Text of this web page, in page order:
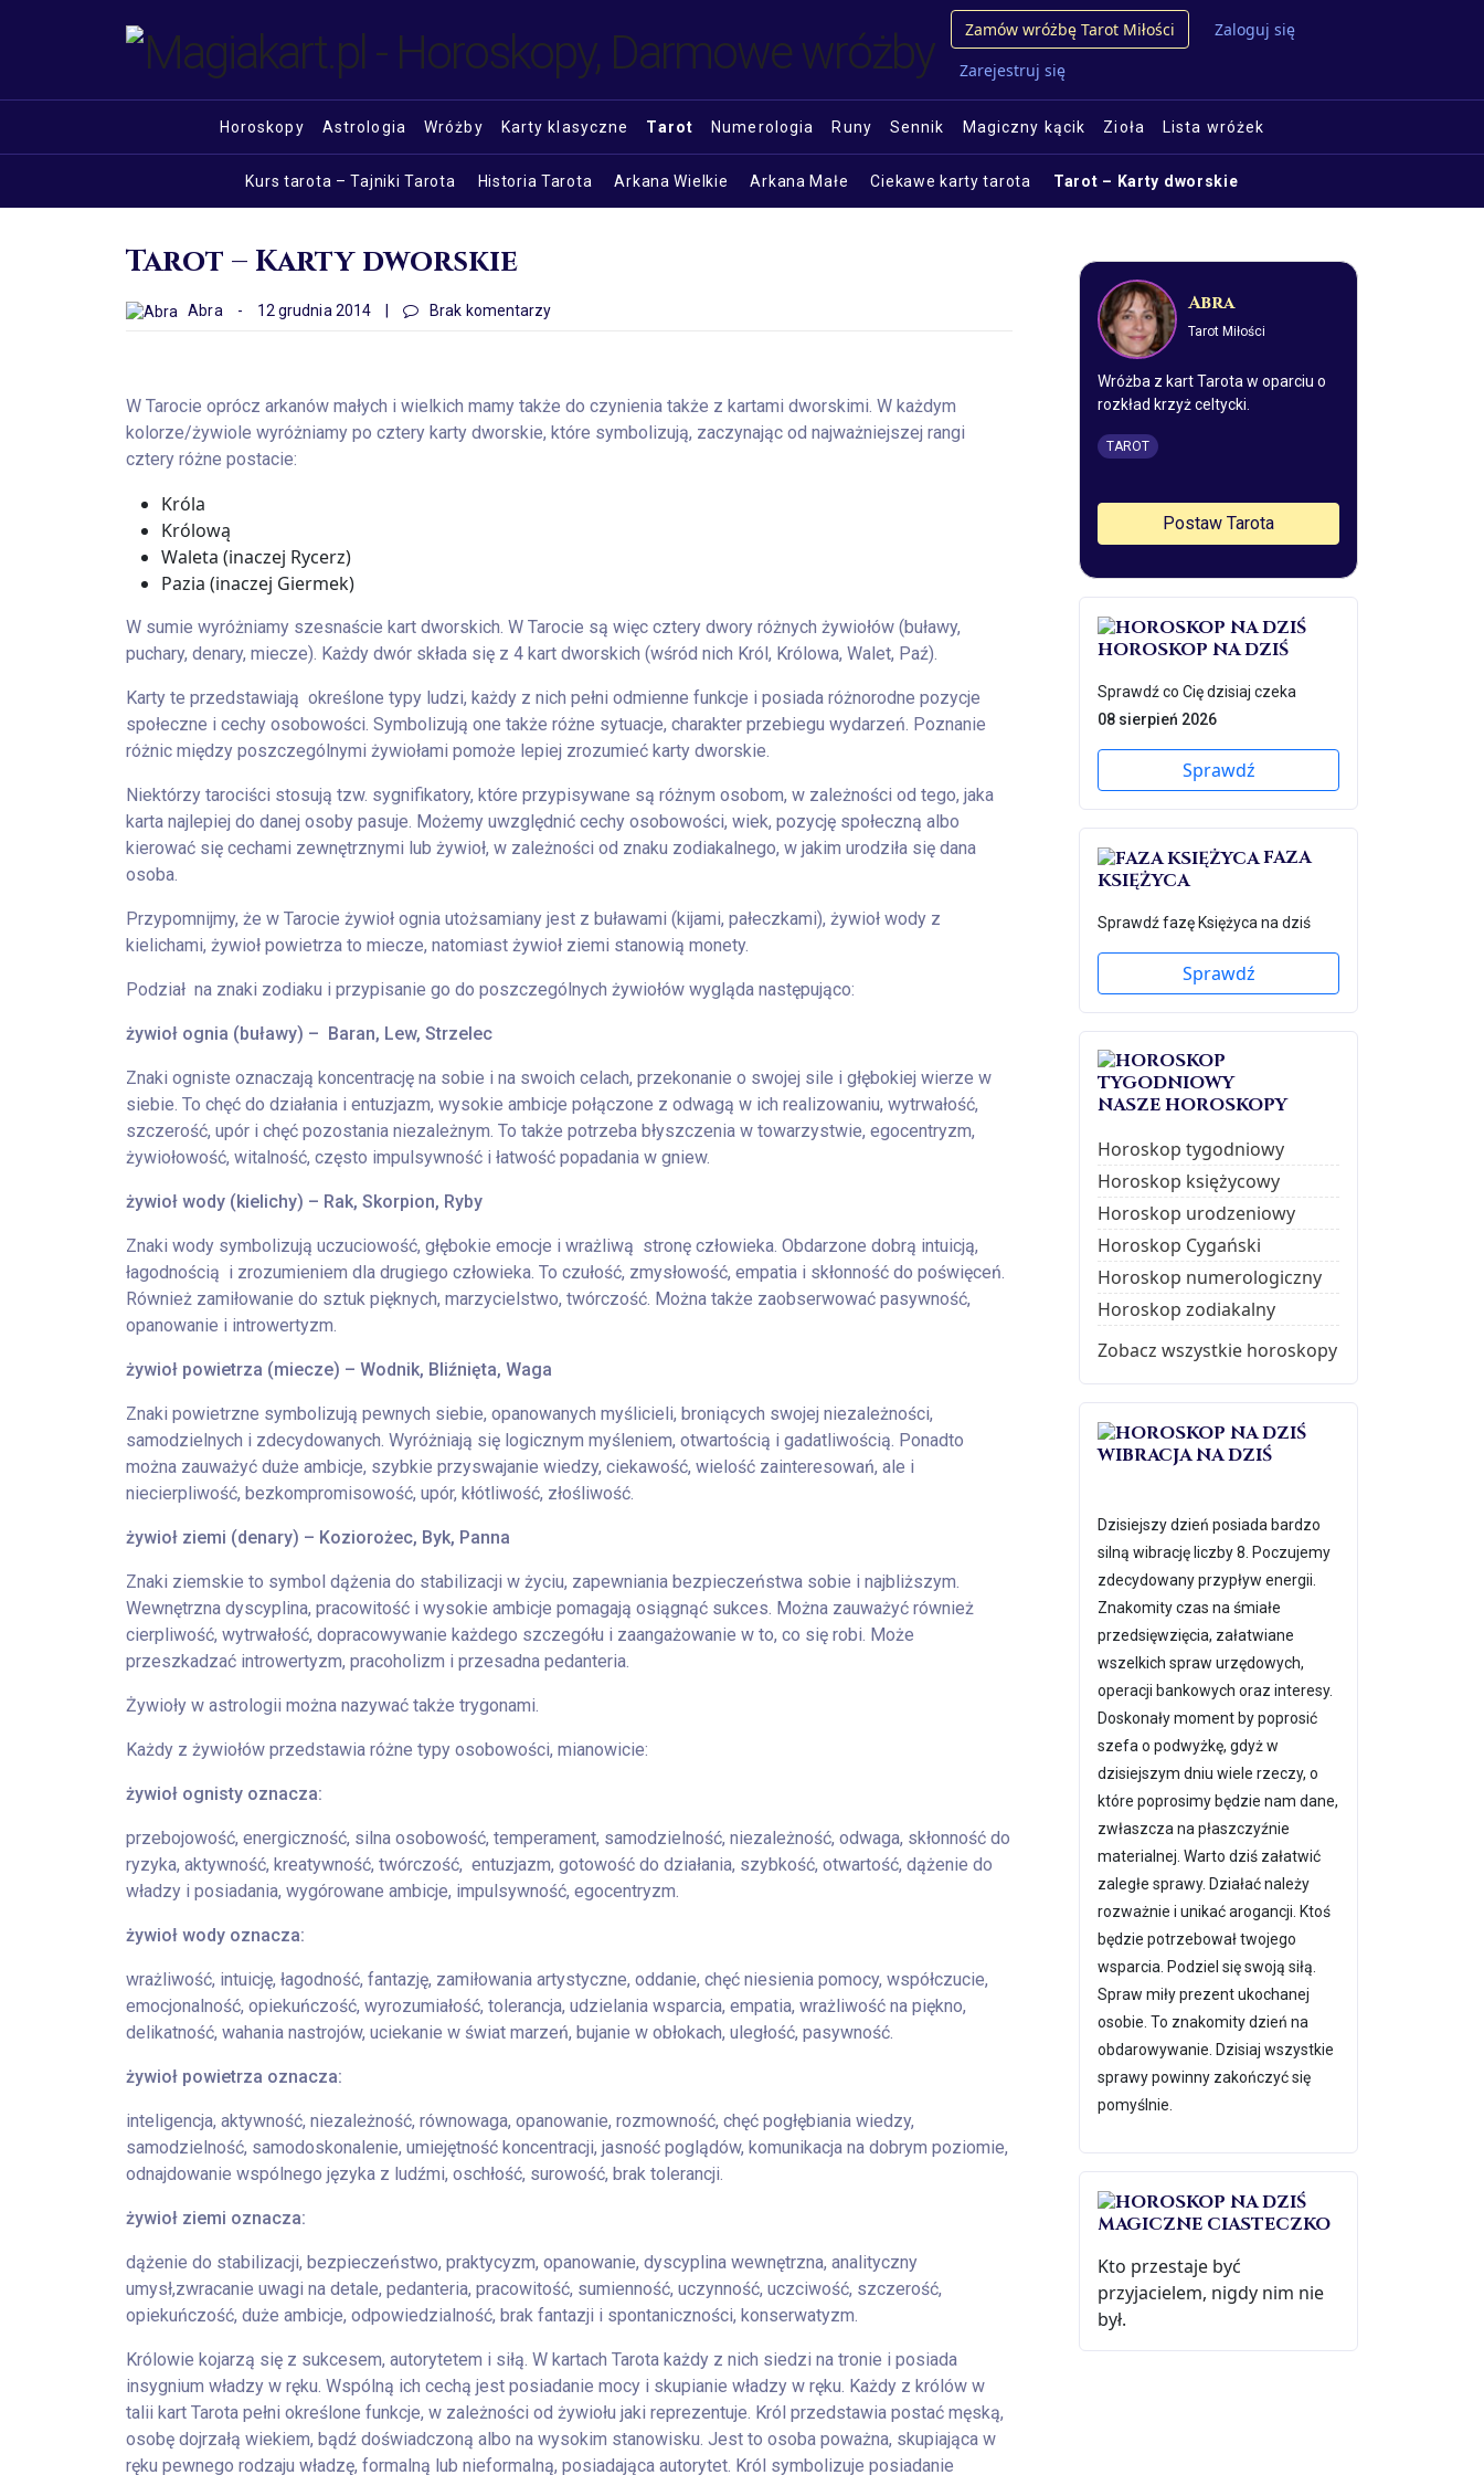
Zamów wróżbę Tarot Miłości
Zaloguj się
Zarejestruj się
Horoskopy Astrologia Wróżby Karty klasyczne Tarot Numerologia Runy Sennik Magiczny kącik Zioła Lista wróżek
Kurs tarota – Tajniki Tarota Historia Tarota Arkana Wielkie Arkana Małe Ciekawe karty tarota Tarot – Karty dworskie
Tarot – Karty dworskie
Abra - 12 grudnia 2014 Brak komentarzy
W Tarocie oprócz arkanów małych i wielkich mamy także do czynienia także z kartami dworskimi. W każdym
kolorze/żywiole wyróżniamy po cztery karty dworskie, które symbolizują, zaczynając od najważniejszej rangi
cztery różne postacie:
Króla
Królową
Waleta (inaczej Rycerz)
Pazia (inaczej Giermek)
W sumie wyróżniamy szesnaście kart dworskich. W Tarocie są więc cztery dwory różnych żywiołów (buławy,
puchary, denary, miecze). Każdy dwór składa się z 4 kart dworskich (wśród nich Król, Królowa, Walet, Paź).
Karty te przedstawiają określone typy ludzi, każdy z nich pełni odmienne funkcje i posiada różnorodne pozycje
społeczne i cechy osobowości. Symbolizują one także różne sytuacje, charakter przebiegu wydarzeń. Poznanie
różnic między poszczególnymi żywiołami pomoże lepiej zrozumieć karty dworskie.
Niektórzy tarociści stosują tzw. sygnifikatory, które przypisywane są różnym osobom, w zależności od tego, jaka
karta najlepiej do danej osoby pasuje. Możemy uwzględnić cechy osobowości, wiek, pozycję społeczną albo
kierować się cechami zewnętrznymi lub żywioł, w zależności od znaku zodiakalnego, w jakim urodziła się dana
osoba.
Przypomnijmy, że w Tarocie żywioł ognia utożsamiany jest z buławami (kijami, pałeczkami), żywioł wody z
kielichami, żywioł powietrza to miecze, natomiast żywioł ziemi stanowią monety.
Podział na znaki zodiaku i przypisanie go do poszczególnych żywiołów wygląda następująco:
żywioł ognia (buławy) – Baran, Lew, Strzelec
Znaki ogniste oznaczają koncentrację na sobie i na swoich celach, przekonanie o swojej sile i głębokiej wierze w
siebie. To chęć do działania i entuzjazm, wysokie ambicje połączone z odwagą w ich realizowaniu, wytrwałość,
szczerość, upór i chęć pozostania niezależnym. To także potrzeba błyszczenia w towarzystwie, egocentryzm,
żywiołowość, witalność, często impulsywność i łatwość popadania w gniew.
żywioł wody (kielichy) – Rak, Skorpion, Ryby
Znaki wody symbolizują uczuciowość, głębokie emocje i wrażliwą stronę człowieka. Obdarzone dobrą intuicją,
łagodnością i zrozumieniem dla drugiego człowieka. To czułość, zmysłowość, empatia i skłonność do poświęceń.
Również zamiłowanie do sztuk pięknych, marzycielstwo, twórczość. Można także zaobserwować pasywność,
opanowanie i introwertyzm.
żywioł powietrza (miecze) – Wodnik, Bliźnięta, Waga
Znaki powietrzne symbolizują pewnych siebie, opanowanych myślicieli, broniących swojej niezależności,
samodzielnych i zdecydowanych. Wyróżniają się logicznym myśleniem, otwartością i gadatliwością. Ponadto
można zauważyć duże ambicje, szybkie przyswajanie wiedzy, ciekawość, wielość zainteresowań, ale i
niecierpliwość, bezkompromisowość, upór, kłótliwość, złośliwość.
żywioł ziemi (denary) – Koziorożec, Byk, Panna
Znaki ziemskie to symbol dążenia do stabilizacji w życiu, zapewniania bezpieczeństwa sobie i najbliższym.
Wewnętrzna dyscyplina, pracowitość i wysokie ambicje pomagają osiągnąć sukces. Można zauważyć również
cierpliwość, wytrwałość, dopracowywanie każdego szczegółu i zaangażowanie w to, co się robi. Może
przeszkadzać introwertyzm, pracoholizm i przesadna pedanteria.
Żywioły w astrologii można nazywać także trygonami.
Każdy z żywiołów przedstawia różne typy osobowości, mianowicie:
żywioł ognisty oznacza:
przebojowość, energiczność, silna osobowość, temperament, samodzielność, niezależność, odwaga, skłonność do
ryzyka, aktywność, kreatywność, twórczość, entuzjazm, gotowość do działania, szybkość, otwartość, dążenie do
władzy i posiadania, wygórowane ambicje, impulsywność, egocentryzm.
żywioł wody oznacza:
wrażliwość, intuicję, łagodność, fantazję, zamiłowania artystyczne, oddanie, chęć niesienia pomocy, współczucie,
emocjonalność, opiekuńczość, wyrozumiałość, tolerancja, udzielania wsparcia, empatia, wrażliwość na piękno,
delikatność, wahania nastrojów, uciekanie w świat marzeń, bujanie w obłokach, uległość, pasywność.
żywioł powietrza oznacza:
inteligencja, aktywność, niezależność, równowaga, opanowanie, rozmowność, chęć pogłębiania wiedzy,
samodzielność, samodoskonalenie, umiejętność koncentracji, jasność poglądów, komunikacja na dobrym poziomie,
odnajdowanie wspólnego języka z ludźmi, oschłość, surowość, brak tolerancji.
żywioł ziemi oznacza:
dążenie do stabilizacji, bezpieczeństwo, praktycyzm, opanowanie, dyscyplina wewnętrzna, analityczny
umysł,zwracanie uwagi na detale, pedanteria, pracowitość, sumienność, uczynność, uczciwość, szczerość,
opiekuńczość, duże ambicje, odpowiedzialność, brak fantazji i spontaniczności, konserwatyzm.
Królowie kojarzą się z sukcesem, autorytetem i siłą. W kartach Tarota każdy z nich siedzi na tronie i posiada
insygnium władzy w ręku. Wspólną ich cechą jest posiadanie mocy i skupianie władzy w ręku. Każdy z królów w
talii kart Tarota pełni określone funkcje, w zależności od żywiołu jaki reprezentuje. Król przedstawia postać męską,
osobę dojrzałą wiekiem, bądź doświadczoną albo na wysokim stanowisku. Jest to osoba poważna, skupiająca w
ręku pewnego rodzaju władzę, formalną lub nieformalną, posiadająca autorytet. Król symbolizuje posiadanie
Abra
Tarot Miłości
Wróżba z kart Tarota w oparciu o
rozkład krzyż celtycki.
TAROT
Postaw Tarota
HOROSKOP NA DZIŚ
Sprawdź co Cię dzisiaj czeka
08 sierpień 2026
Sprawdź
FAZA
KSIĘŻYCA
Sprawdź fazę Księżyca na dziś
Sprawdź
NASZE HOROSKOPY
Horoskop tygodniowy
Horoskop księżycowy
Horoskop urodzeniowy
Horoskop Cygański
Horoskop numerologiczny
Horoskop zodiakalny
Zobacz wszystkie horoskopy
WIBRACJA NA DZIŚ
Dzisiejszy dzień posiada bardzo
silną wibrację liczby 8. Poczujemy
zdecydowany przypływ energii.
Znakomity czas na śmiałe
przedsięwzięcia, załatwiane
wszelkich spraw urzędowych,
operacji bankowych oraz interesy.
Doskonały moment by poprosić
szefa o podwyżkę, gdyż w
dzisiejszym dniu wiele rzeczy, o
które poprosimy będzie nam dane,
zwłaszcza na płaszczyźnie
materialnej. Warto dziś załatwić
zaległe sprawy. Działać należy
rozważnie i unikać arogancji. Ktoś
będzie potrzebował twojego
wsparcia. Podziel się swoją siłą.
Spraw miły prezent ukochanej
osobie. To znakomity dzień na
obdarowywanie. Dzisiaj wszystkie
sprawy powinny zakończyć się
pomyślnie.
MAGICZNE CIASTECZKO
Kto przestaje być
przyjacielem, nigdy nim nie
był.